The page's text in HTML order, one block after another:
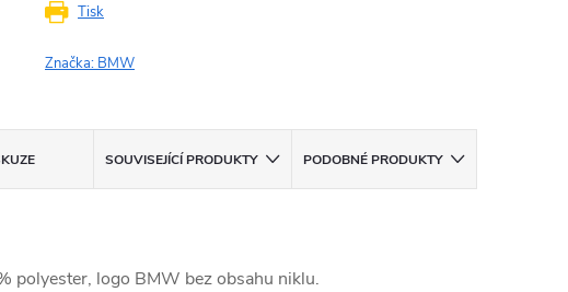
Tisk
Značka: BMW
SOUVISEJÍCÍ PRODUKTY PODOBNÉ PRODUKTY
polyester, logo BMW bez obsahu niklu.